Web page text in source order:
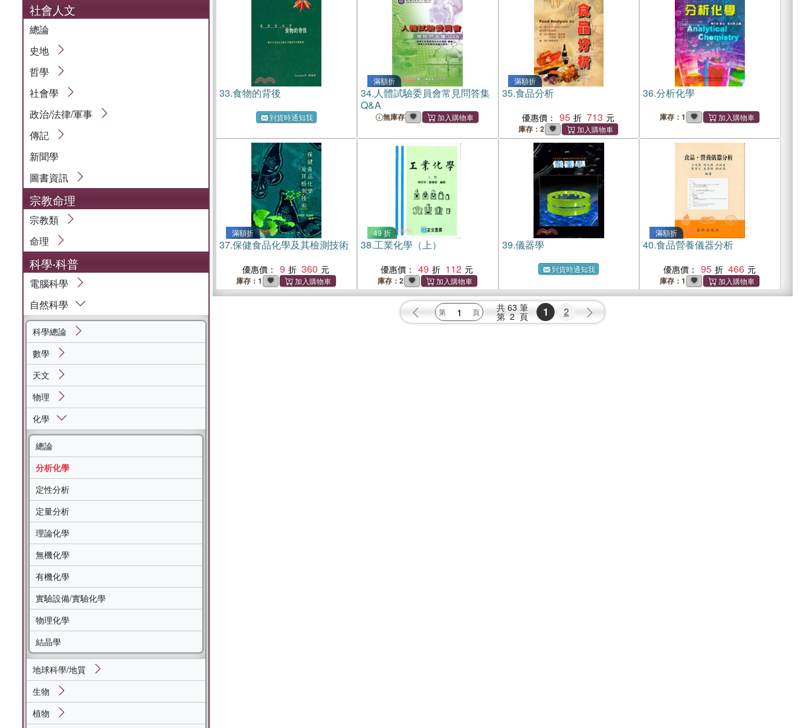
社會人文
總論
史地
哲學
社會學
政治/法律/軍事
傳記
新聞學
圖書資訊
宗教命理
宗教類
命理
科學‧科普
電腦科學
自然科學
科學總論
數學
天文
物理
化學
總論
分析化學
定性分析
定量分析
理論化學
無機化學
有機化學
實驗設備/實驗化學
物理化學
結晶學
地球科學/地質
生物
植物
33.食物的背後
到貨時通知我
滿額折
34.人體試驗委員會常見問答集
Q&A
無庫存
滿額折
35.食品分析
優惠價： 95 713
庫存：2
36.分析化學
庫存：1
滿額折
37.保健食品化學及其檢測技術
優惠價： 9 360
庫存：1
49 折
38.工業化學（上）
優惠價： 49 112
庫存：2
39.儀器學
到貨時通知我
滿額折
40.食品營養儀器分析
優惠價： 95 466
庫存：1
共 63 筆
第 2 頁 1 2